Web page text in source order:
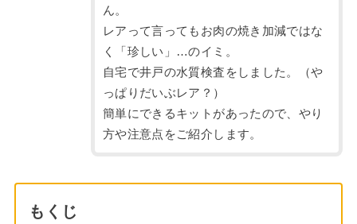
ん。
レアって言ってもお肉の焼き加減ではな
く「珍しい」…のイミ。
自宅で井戸の水質検査をしました。（や
っぱりだいぶレア？）
簡単にできるキットがあったので、やり
方や注意点をご紹介します。
もくじ